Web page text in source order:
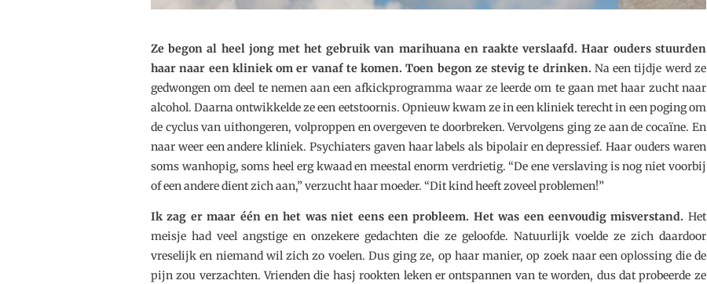
Ze begon al heel jong met het gebruik van marihuana en raakte verslaafd. Haar ouders stuurden
haar naar een kliniek om er vanaf te komen. Toen begon ze stevig te drinken. Na een tijdje werd ze
gedwongen om deel te nemen aan een afkickprogramma waar ze leerde om te gaan met haar zucht naar
alcohol. Daarna ontwikkelde ze een eetstoornis. Opnieuw kwam ze in een kliniek terecht in een poging om
de cyclus van uithongeren, volproppen en overgeven te doorbreken. Vervolgens ging ze aan de cocaïne. En
naar weer een andere kliniek. Psychiaters gaven haar labels als bipolair en depressief. Haar ouders waren
soms wanhopig, soms heel erg kwaad en meestal enorm verdrietig. “De ene verslaving is nog niet voorbij
of een andere dient zich aan,” verzucht haar moeder. “Dit kind heeft zoveel problemen!”
Ik zag er maar één en het was niet eens een probleem. Het was een eenvoudig misverstand. Het
meisje had veel angstige en onzekere gedachten die ze geloofde. Natuurlijk voelde ze zich daardoor
vreselijk en niemand wil zich zo voelen. Dus ging ze, op haar manier, op zoek naar een oplossing die de
pijn zou verzachten. Vrienden die hasj rookten leken er ontspannen van te worden, dus dat probeerde ze